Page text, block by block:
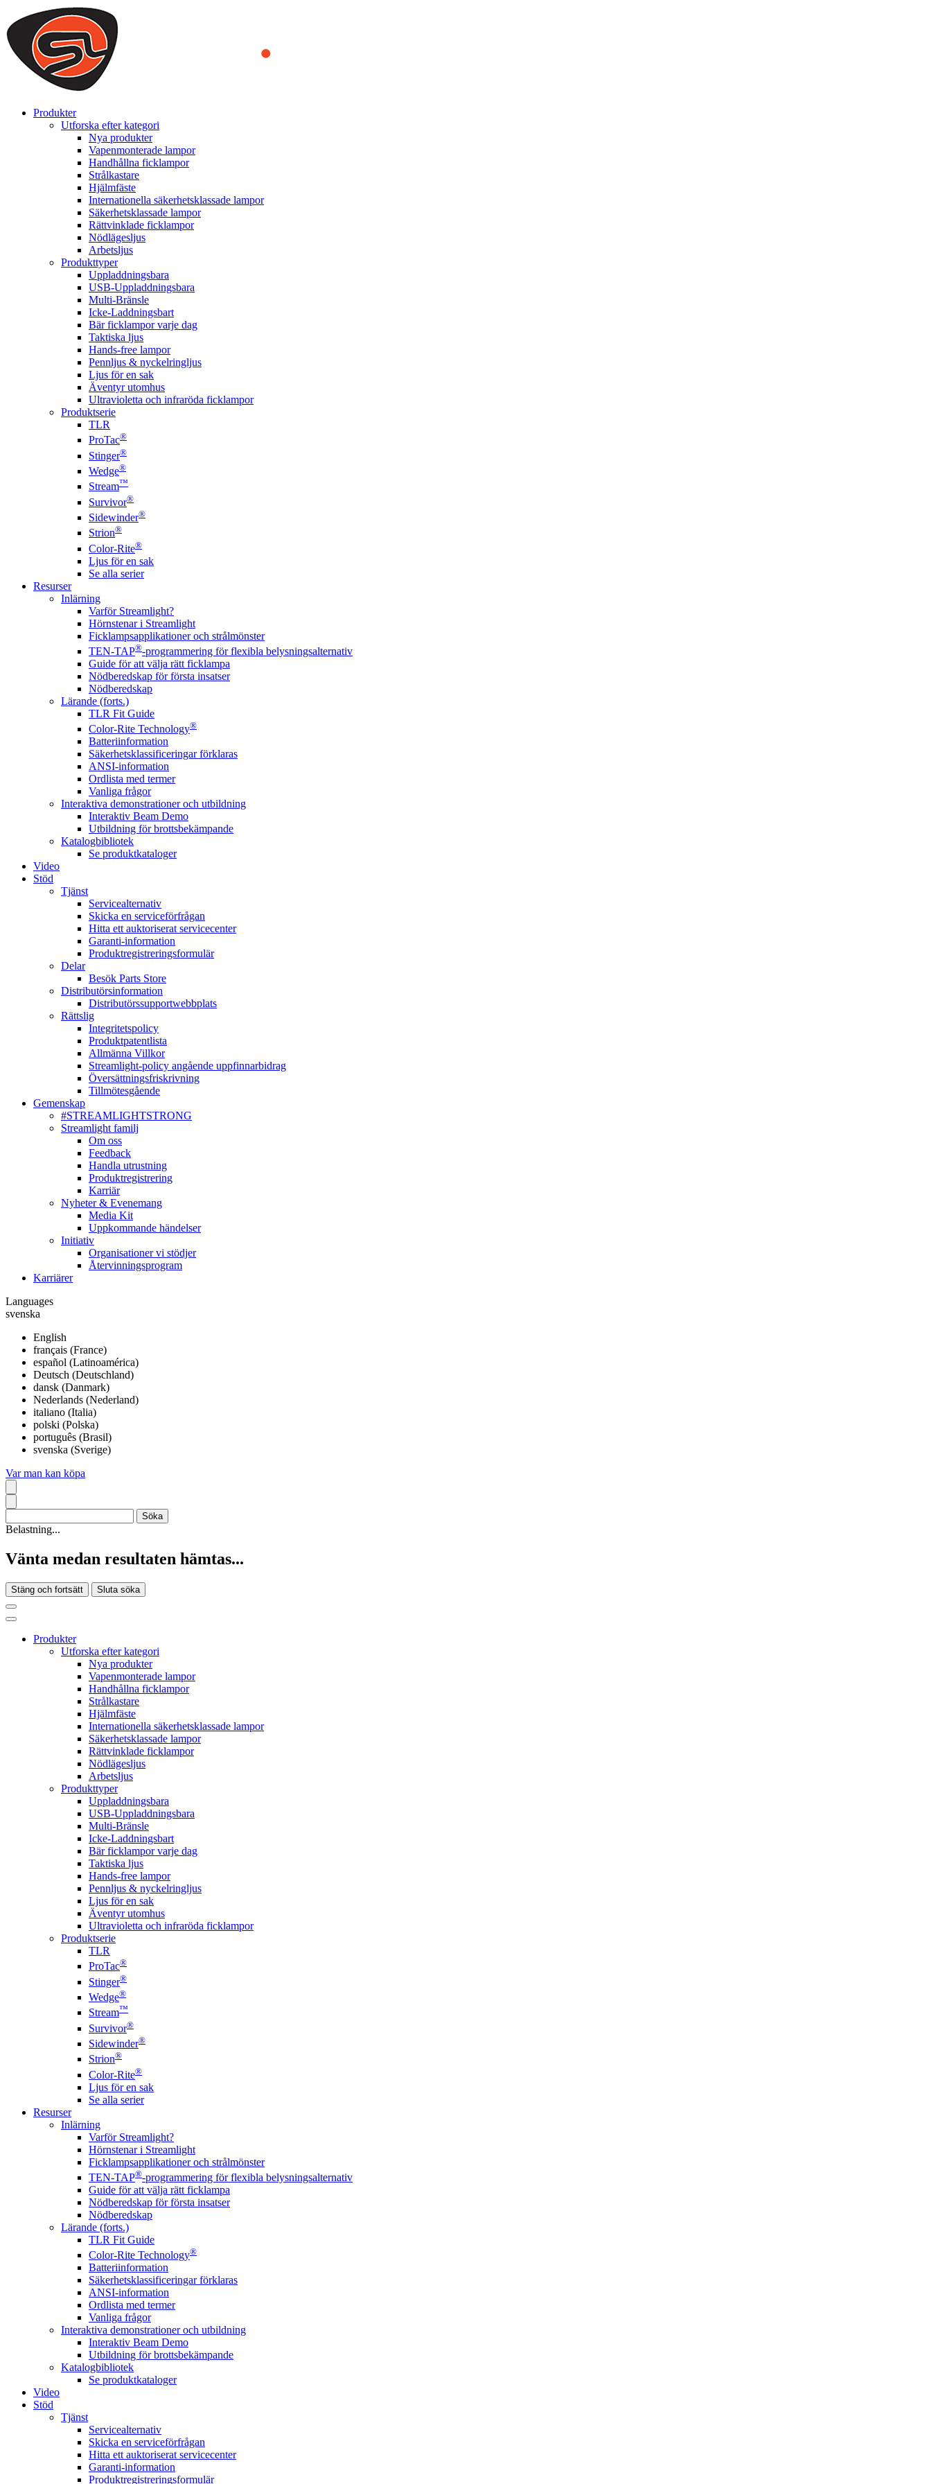
We use cookies to ensure that we provide you the best experience on our website. By continuing to browse this website, you accept that cookies are used to help us analyze how the website is used and to offer
you a better experience. To learn more or to find out how you can disable cookies, you can access our
ACCEPT AND CLOSE
Produkter
Utforska efter kategori
Nya produkter
Vapenmonterade lampor
Handhållna ficklampor
Strålkastare
Hjälmfäste
Internationella säkerhetsklassade lampor
Säkerhetsklassade lampor
Rättvinklade ficklampor
Nödlägesljus
Arbetsljus
Produkttyper
Uppladdningsbara
USB-Uppladdningsbara
Multi-Bränsle
Icke-Laddningsbart
Bär ficklampor varje dag
Taktiska ljus
Hands-free lampor
Pennljus & nyckelringljus
Ljus för en sak
Äventyr utomhus
Ultravioletta och infraröda ficklampor
Produktserie
TLR
ProTac®
Stinger®
Wedge®
Stream™
Survivor®
Sidewinder®
Strion®
Color-Rite®
Ljus för en sak
Se alla serier
Resurser
Inlärning
Varför Streamlight?
Hörnstenar i Streamlight
Ficklampsapplikationer och strålmönster
TEN-TAP®-programmering för flexibla belysningsalternativ
Guide för att välja rätt ficklampa
Nödberedskap för första insatser
Nödberedskap
Lärande (forts.)
TLR Fit Guide
Color-Rite Technology®
Batteriinformation
Säkerhetsklassificeringar förklaras
ANSI-information
Ordlista med termer
Vanliga frågor
Interaktiva demonstrationer och utbildning
Interaktiv Beam Demo
Utbildning för brottsbekämpande
Katalogbibliotek
Se produktkataloger
Video
Stöd
Tjänst
Servicealternativ
Skicka en serviceförfrågan
Hitta ett auktoriserat servicecenter
Garanti-information
Produktregistreringsformulär
Delar
Besök Parts Store
Distributörsinformation
Distributörssupportwebbplats
Rättslig
Integritetspolicy
Produktpatentlista
Allmänna Villkor
Streamlight-policy angående uppfinnarbidrag
Översättningsfriskrivning
Tillmötesgående
Gemenskap
#STREAMLIGHTSTRONG
Streamlight familj
Om oss
Feedback
Handla utrustning
Produktregistrering
Karriär
Nyheter & Evenemang
Media Kit
Uppkommande händelser
Initiativ
Organisationer vi stödjer
Återvinningsprogram
Karriärer
Languages
svenska
English
français (France)
español (Latinoamérica)
Deutsch (Deutschland)
dansk (Danmark)
Nederlands (Nederland)
italiano (Italia)
polski (Polska)
português (Brasil)
svenska (Sverige)
Var man kan köpa
Belastning...
Vänta medan resultaten hämtas...
Stäng och fortsätt Sluta söka
Produkter
Utforska efter kategori
Nya produkter
Vapenmonterade lampor
Handhållna ficklampor
Strålkastare
Hjälmfäste
Internationella säkerhetsklassade lampor
Säkerhetsklassade lampor
Rättvinklade ficklampor
Nödlägesljus
Arbetsljus
Produkttyper
Uppladdningsbara
USB-Uppladdningsbara
Multi-Bränsle
Icke-Laddningsbart
Bär ficklampor varje dag
Taktiska ljus
Hands-free lampor
Pennljus & nyckelringljus
Ljus för en sak
Äventyr utomhus
Ultravioletta och infraröda ficklampor
Produktserie
TLR
ProTac®
Stinger®
Wedge®
Stream™
Survivor®
Sidewinder®
Strion®
Color-Rite®
Ljus för en sak
Se alla serier
Resurser
Inlärning
Varför Streamlight?
Hörnstenar i Streamlight
Ficklampsapplikationer och strålmönster
TEN-TAP®-programmering för flexibla belysningsalternativ
Guide för att välja rätt ficklampa
Nödberedskap för första insatser
Nödberedskap
Lärande (forts.)
TLR Fit Guide
Color-Rite Technology®
Batteriinformation
Säkerhetsklassificeringar förklaras
ANSI-information
Ordlista med termer
Vanliga frågor
Interaktiva demonstrationer och utbildning
Interaktiv Beam Demo
Utbildning för brottsbekämpande
Katalogbibliotek
Se produktkataloger
Video
Stöd
Tjänst
Servicealternativ
Skicka en serviceförfrågan
Hitta ett auktoriserat servicecenter
Garanti-information
Produktregistreringsformulär